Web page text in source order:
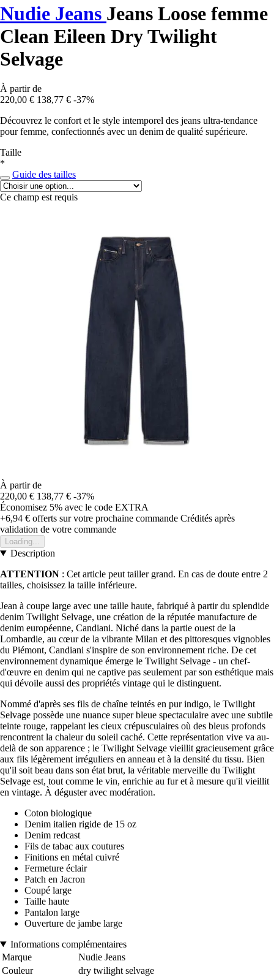
Nudie Jeans Jeans Loose femme
Clean Eileen Dry Twilight
Selvage
À partir de
220,00 € 138,77 € -37%
Découvrez le confort et le style intemporel des jeans ultra-tendance
pour femme, confectionnés avec un denim de qualité supérieure.
Taille
*
Guide des tailles
Ce champ est requis
À partir de
220,00 € 138,77 € -37%
Économisez 5% avec le code EXTRA
+6,94 € offerts sur votre prochaine commande Crédités après
validation de votre commande
Loading...
Description
ATTENTION : Cet article peut tailler grand. En cas de doute entre 2
tailles, choisissez la taille inférieure.
Jean à coupe large avec une taille haute, fabriqué à partir du splendide
denim Twilight Selvage, une création de la réputée manufacture de
denim européenne, Candiani. Niché dans la partie ouest de la
Lombardie, au cœur de la vibrante Milan et des pittoresques vignobles
du Piémont, Candiani s'inspire de son environnement riche. De cet
environnement dynamique émerge le Twilight Selvage - un chef-
d'œuvre en denim qui ne captive pas seulement par son esthétique mais
qui dévoile aussi des propriétés vintage qui le distinguent.
Nommé d'après ses fils de chaîne teintés en pur indigo, le Twilight
Selvage possède une nuance super bleue spectaculaire avec une subtile
teinte rouge, rappelant les cieux crépusculaires où des bleus profonds
rencontrent la chaleur du soleil caché. Cette représentation vive va au-
delà de son apparence ; le Twilight Selvage vieillit gracieusement grâce
aux fils légèrement irréguliers en anneau et à la densité du tissu. Bien
qu'il soit beau dans son état brut, la véritable merveille du Twilight
Selvage est, tout comme le vin, enrichie au fur et à mesure qu'il vieillit
en vintage. À déguster avec modération.
Coton biologique
Denim italien rigide de 15 oz
Denim redcast
Fils de tabac aux coutures
Finitions en métal cuivré
Fermeture éclair
Patch en Jacron
Coupé large
Taille haute
Pantalon large
Ouverture de jambe large
Informations complémentaires
Marque
Nudie Jeans
Couleur
dry twilight selvage